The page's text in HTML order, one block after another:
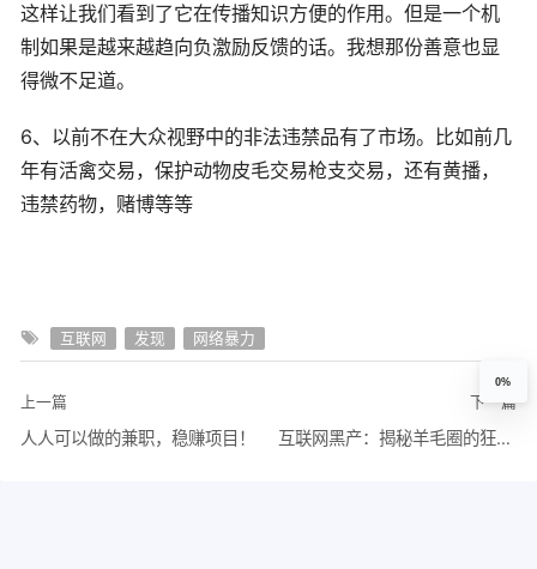
这样让我们看到了它在传播知识方便的作用。但是一个机
制如果是越来越趋向负激励反馈的话。我想那份善意也显
得微不足道。
6、以前不在大众视野中的非法违禁品有了市场。比如前几
年有活禽交易，保护动物皮毛交易枪支交易，还有黄播，
违禁药物，赌博等等
互联网 发现 网络暴力
上一篇
人人可以做的兼职，稳赚项目！
下一篇
互联网黑产：揭秘羊毛圈的狂欢、黑暗、和韭菜
0%